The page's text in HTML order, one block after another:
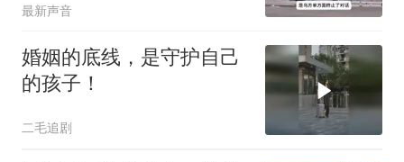
最新声音
婚姻的底线，是守护自己
的孩子！
二毛追剧